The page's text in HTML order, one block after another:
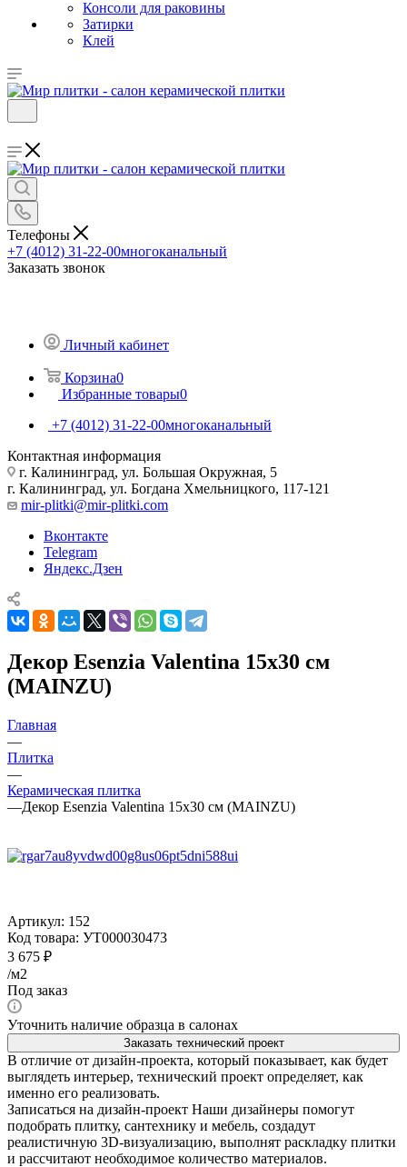
Консоли для раковины
Затирки
Клей
Телефоны
+7 (4012) 31-22-00многоканальный
Заказать звонок
Личный кабинет
Корзина0
Избранные товары0
+7 (4012) 31-22-00многоканальный
Контактная информация
г. Калининград, ул. Большая Окружная, 5
г. Калининград, ул. Богдана Хмельницкого, 117-121
mir-plitki@mir-plitki.com
Вконтакте
Telegram
Яндекс.Дзен
Декор Esenzia Valentina 15x30 см
(MAINZU)
Главная
—
Плитка
—
Керамическая плитка
—Декор Esenzia Valentina 15x30 см (MAINZU)
Артикул: 152
Код товара: УТ000030473
3 675 ₽
/м2
Под заказ
Уточнить наличие образца в салонах
Заказать технический проект
В отличие от дизайн-проекта, который показывает, как будет
выглядеть интерьер, технический проект определяет, как
именно его реализовать.
Записаться на дизайн-проект Наши дизайнеры помогут
подобрать плитку, сантехнику и мебель, создадут
реалистичную 3D-визуализацию, выполнят раскладку плитки
и рассчитают необходимое количество материалов.